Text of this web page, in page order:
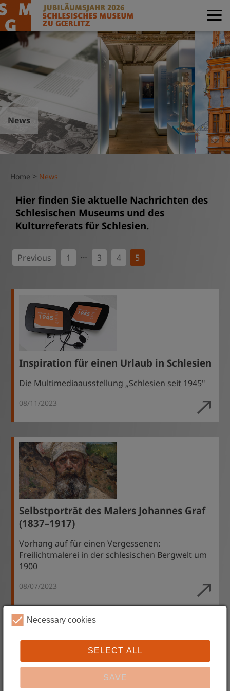
News
Home > News
Hier finden Sie aktuelle Nachrichten des
Schlesischen Museums und des
Kulturreferats für Schlesien.
Previous 1 … 3 4 5
Inspiration für einen Urlaub in Schlesien
Die Multimediaausstellung „Schlesien seit 1945"
08/11/2023
Selbstporträt des Malers Johannes Graf
(1837–1917)
Vorhang auf für einen Vergessenen:
Freilichtmalerei in der schlesischen Bergwelt um
1900
08/07/2023
Necessary cookies
SELECT ALL
SAVE